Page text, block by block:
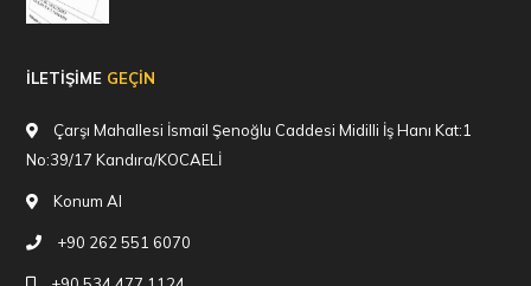
İLETİŞİME GEÇİN
Çarşı Mahallesi İsmail Şenoğlu Caddesi Midilli İş Hanı Kat:1
No:39/17 Kandıra/KOCAELİ
Konum Al
+90 262 551 6070